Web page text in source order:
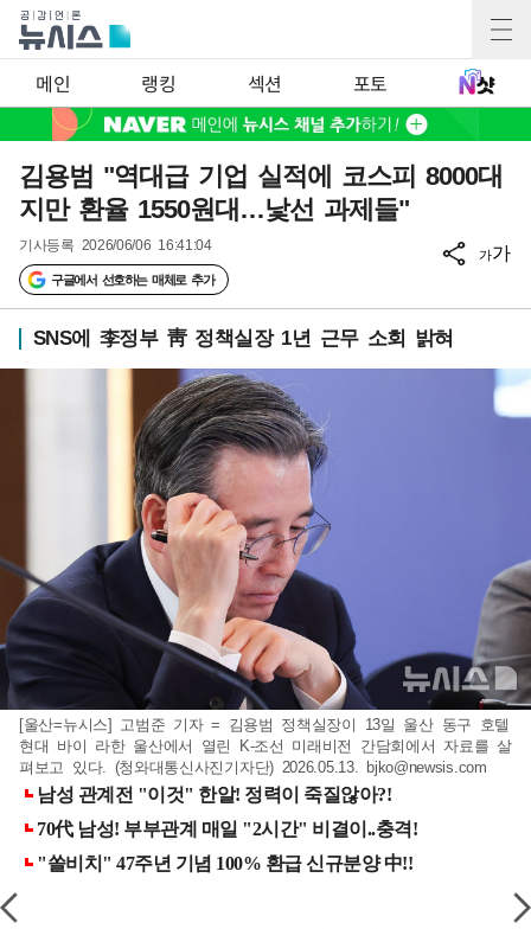
메인 랭킹 섹션 포토
김용범 "역대급 기업 실적에 코스피 8000대
지만 환율 1550원대…낯선 과제들"
기사등록 2026/06/06 16:41:04
구글에서 선호하는 매체로 추가
가가
SNS에 李정부 靑 정책실장 1년 근무 소회 밝혀
[울산=뉴시스] 고범준 기자 = 김용범 정책실장이 13일 울산 동구 호텔
현대 바이 라한 울산에서 열린 K-조선 미래비전 간담회에서 자료를 살
펴보고 있다. (청와대통신사진기자단) 2026.05.13. bjko@newsis.com